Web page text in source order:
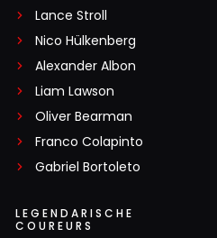
hoeft je alleen maar aan te
RN365-account.
Lance Stroll
Nico Hülkenberg
Alexander Albon
Liam Lawson
Oliver Bearman
Franco Colapinto
Gabriel Bortoleto
LEGENDARISCHE
COUREURS